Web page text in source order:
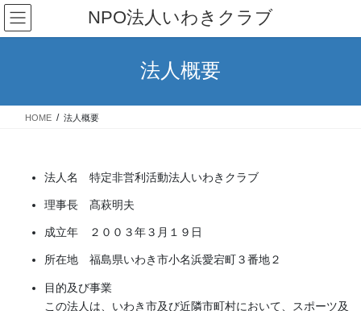
コ
ン
テ
ス
ナ
ビ
ゲ
ン
NPO法人いわきクラブ
法人概要
HOME 法人概要
法人名 特定非営利活動法人いわきクラブ
理事長 髙萩明夫
成立年 ２００３年３月１９日
所在地 福島県いわき市小名浜愛宕町３番地２
目的及び事業
この法人は、いわき市及び近隣市町村において、スポーツ及